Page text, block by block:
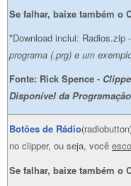
Se falhar, baixe também o
*Download inclui: Radios.zip
programa (.prg) e um
Fonte: Rick Spence -
Disponível da
Botões de Rádio
no clipper, ou seja, você
Se falhar, baixe também o